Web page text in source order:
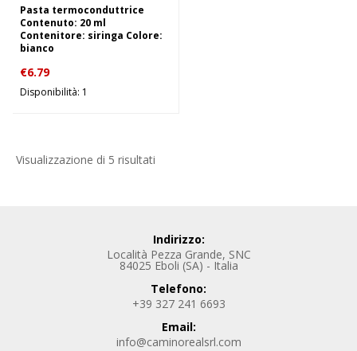
Pasta termoconduttrice
Contenuto: 20 ml
Contenitore: siringa Colore:
bianco
€6.79
Disponibilità: 1
Visualizzazione di 5 risultati
Indirizzo:
Località Pezza Grande, SNC
84025 Eboli (SA) - Italia
Telefono:
+39 327 241 6693
Email:
info@caminorealsrl.com